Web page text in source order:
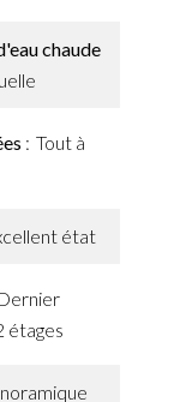
chaude
Tout à
état
étages